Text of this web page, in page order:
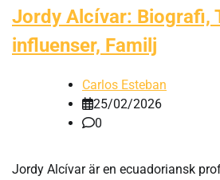
Jordy Alcívar: Biografi,
influenser, Familj
Carlos Esteban
25/02/2026
0
Jordy Alcívar är en ecuadoriansk